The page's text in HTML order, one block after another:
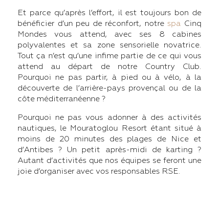
Et parce qu’après l’effort, il est toujours bon de
bénéficier d’un peu de réconfort, notre spa Cinq
Mondes vous attend, avec ses 8 cabines
polyvalentes et sa zone sensorielle novatrice.
Tout ça n’est qu’une infime partie de ce qui vous
attend au départ de notre Country Club.
Pourquoi ne pas partir, à pied ou à vélo, à la
découverte de l’arrière-pays provençal ou de la
côte méditerranéenne ?
Pourquoi ne pas vous adonner à des activités
nautiques, le Mouratoglou Resort étant situé à
moins de 20 minutes des plages de Nice et
d’Antibes ? Un petit après-midi de karting ?
Autant d’activités que nos équipes se feront une
joie d’organiser avec vos responsables RSE.